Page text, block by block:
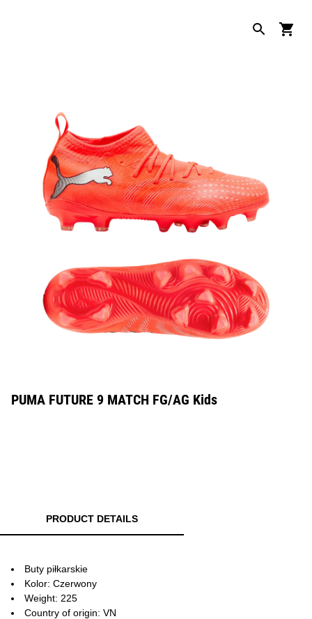
PUMA FUTURE 9 MATCH FG/AG Kids
PRODUCT DETAILS
Buty piłkarskie
Kolor: Czerwony
Weight: 225
Country of origin: VN